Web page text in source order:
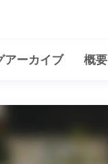
アーカイブ 概要